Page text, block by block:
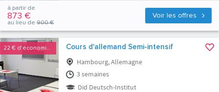
Voir les offres
à partir de
873 €
au lieu de 900 €
22 € d'économies Cours d'allemand Semi-intensif
Hambourg, Allemagne
3 semaines
Did Deutsch-Institut